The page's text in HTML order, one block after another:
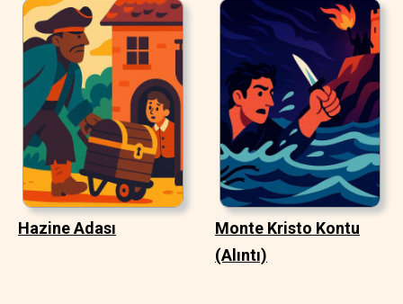
Hazine Adası
Monte Kristo Kontu
(Alıntı)